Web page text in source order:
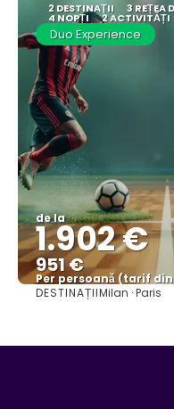
2 DESTINAŢII 3 REȚEA
4 NOPȚI 2 ACTIVITĂȚI
Duo Experience
de la
1.902 €
951 €
Per persoană (tarif
Vezi mai
DESTINAȚIIMilan · Paris